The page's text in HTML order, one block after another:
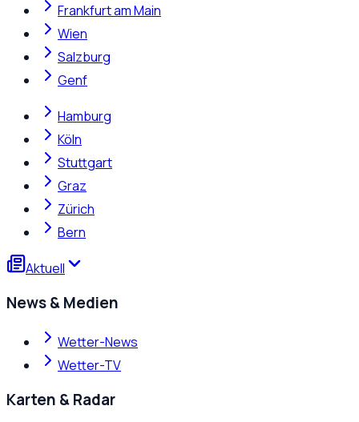
Frankfurt am Main
Wien
Salzburg
Genf
Hamburg
Köln
Stuttgart
Graz
Zürich
Bern
Aktuell
News & Medien
Wetter-News
Wetter-TV
Karten & Radar